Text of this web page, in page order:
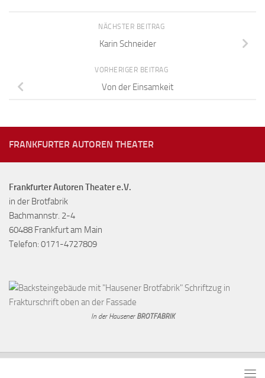
NÄCHSTER BEITRAG
Karin Schneider
VORHERIGER BEITRAG
Von der Einsamkeit
FRANKFURTER AUTOREN THEATER
Frankfurter Autoren Theater e.V.
in der Brotfabrik
Bachmannstr. 2-4
60488 Frankfurt am Main
Telefon: 0171-4727809
In der Hausener BROTFABRIK